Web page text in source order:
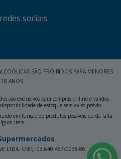
sociais
SÃO PROIBIDOS PARA MENORES
18 ANOS.
são exclusivos para compras online e válidos
de estoque sem aviso prévio.
em função de produtos pesáveis ou da falta
item.
LTDA. CNPJ: 03.640.467/0038-86